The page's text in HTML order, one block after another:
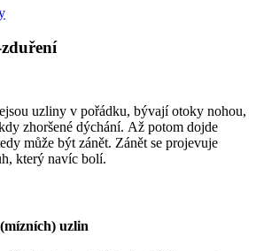
uzliny v pořádku, bývají otoky nohou,
zhoršené dýchání. Až potom dojde
může být zánět. Zánět se projevuje
který navíc bolí.
uzlin